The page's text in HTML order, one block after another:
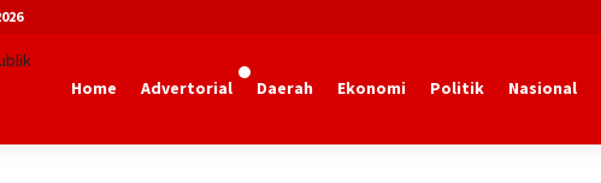
Home Advertorial Daerah Ekonomi Politik Nasional